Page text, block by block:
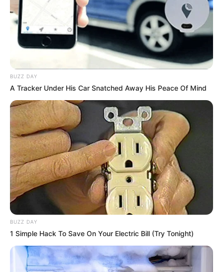
BUZZ DAY
A Tracker Under His Car Snatched Away His Peace Of Mind
BUZZ DAY
1 Simple Hack To Save On Your Electric Bill (Try Tonight)